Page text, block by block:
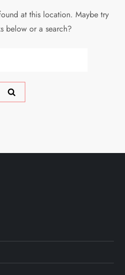
at this location. Maybe try
below or a search?